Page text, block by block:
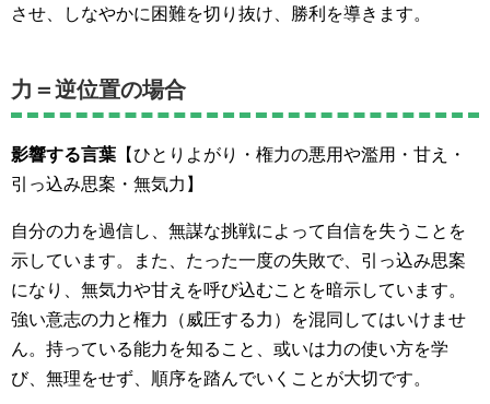
させ、しなやかに困難を切り抜け、勝利を導きます。
力＝逆位置の場合
影響する言葉 【ひとりよがり・権力の悪用や濫用・甘え・
引っ込み思案・無気力】
自分の力を過信し、無謀な挑戦によって自信を失うことを
示しています。また、たった一度の失敗で、引っ込み思案
になり、無気力や甘えを呼び込むことを暗示しています。
強い意志の力と権力（威圧する力）を混同してはいけませ
ん。持っている能力を知ること、或いは力の使い方を学
び、無理をせず、順序を踏んでいくことが大切です。